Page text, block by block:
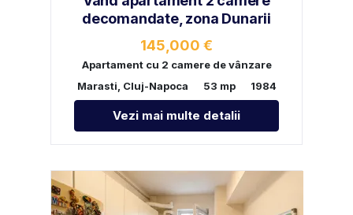
decomandate, zona Dunarii
145,000 €
Apartament cu 2 camere de vânzare
Marasti, Cluj-Napoca
53 mp 1984
Vezi mai multe detalii